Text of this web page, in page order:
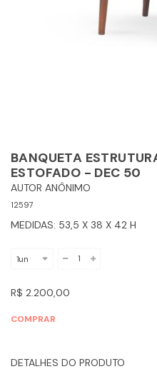
BANQUETA
ESTOFADO - DEC 50
AUTOR ANÔNIMO
12597
MEDIDAS: 53,5 X 38 X 42 H
R$ 2.200,00
COMPRAR
DETALHES DO PRODUTO